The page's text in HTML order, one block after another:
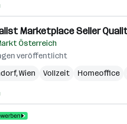
Marketplace Seller
Österreich
veröffentlicht
,Wien Vollzeit Homeoffice